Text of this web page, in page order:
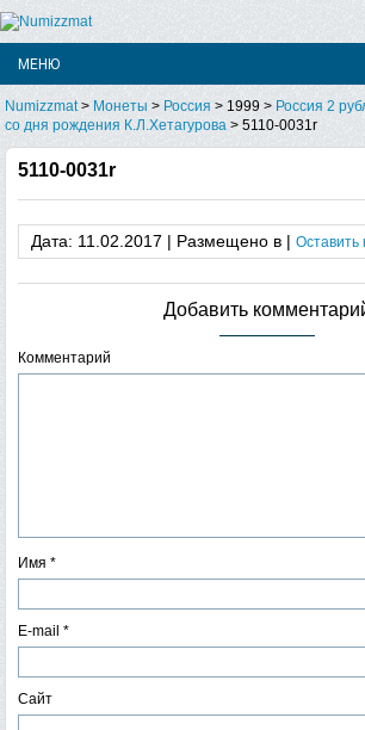
Numizzmat > Монеты > Россия >1999 > Россия 2
со дня рождения К.Л.Хетагурова >5110-0031r
5110-0031r
Дата: 11.02.2017 | Размещено в |Оставить
Добавить
Комментарий
Имя*
E-mail*
Сайт